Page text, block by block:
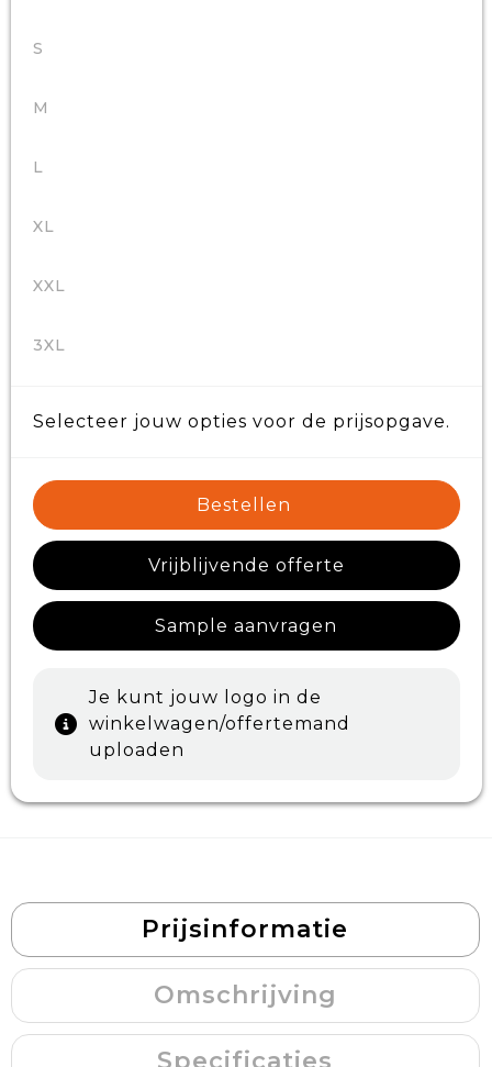
S
M
L
XL
XXL
3XL
Selecteer jouw opties voor de prijsopgave.
Bestellen
Vrijblijvende offerte
Sample aanvragen
Je kunt jouw logo in de
winkelwagen/offertemand
uploaden
Prijsinformatie
Omschrijving
Specificaties